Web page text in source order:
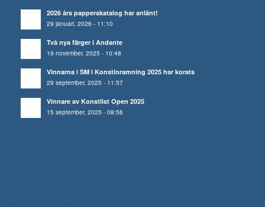
2026 års papperskatalog har anlänt!
29 januari, 2026 - 11:10
Två nya färger i Andante
19 november, 2025 - 10:48
Vinnarna i SM i Konstinramning 2025 har korats
29 september, 2025 - 11:57
Vinnare av Konstlist Open 2025
15 september, 2025 - 08:56